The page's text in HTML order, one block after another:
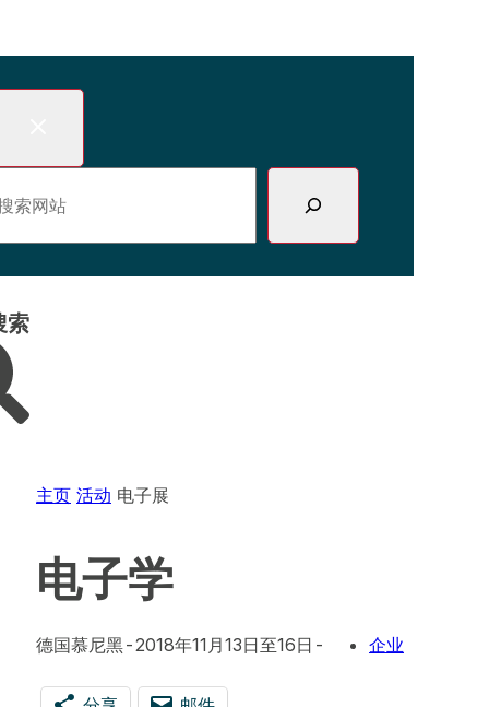
至
索
主页 活动 电子展
电子学
德国慕尼黑-2018年11月13日至16日 - 企业